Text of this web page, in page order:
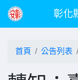
彰化
首頁 公告列表